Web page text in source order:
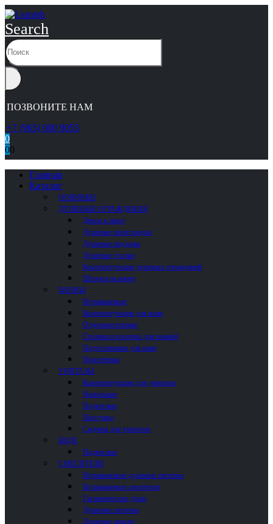
Search
ПОЗВОНИТЕ НАМ
+7 (965) 000 9055
0
00
Главная
Каталог
НОВИНКИ
ДУШЕВЫЕ ОГРАЖДЕНИЯ
Двери в нишу
Душевые перегородки
Душевые поддоны
Душевые уголки
Комплектующие душевых ограждений
Шторки на ванну
ВАННЫ
Встраиваемые
Комплектующие для ванн
Отдельностоящие
Столики и полочки для ванной
Подголовники для ванн
Пристенные
УНИТАЗЫ
Комплектующие для унитазов
Напольные
Подвесные
Писсуары
Сиденья для унитазов
БИДЕ
Подвесные
СМЕСИТЕЛИ
Встраиваемые душевые системы
Встраиваемые смесители
Гигиенические души
Душевые системы
Душевые панели